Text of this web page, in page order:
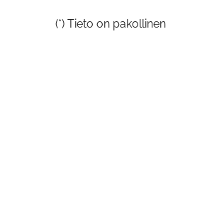
(*) Tieto on pakollinen